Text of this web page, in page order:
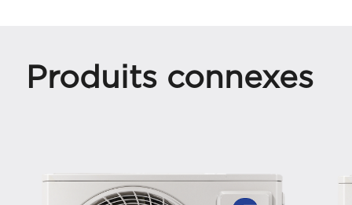
Produits connexes